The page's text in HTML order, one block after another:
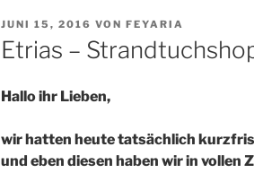
VERÖFFENTLICHT
AM
JUNI 15, 2016 VON FEYARIA
Etrias –
Hallo ihr Lieben,
wir hatten heute tatsächlich
und eben diesen haben wir in vollen